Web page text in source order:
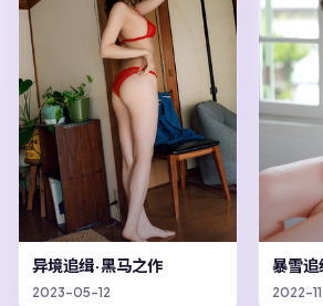
异境追缉·黑马之作
2023-05-12
暴雪追
2022-